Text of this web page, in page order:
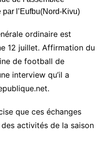
ordinaire est
12 juillet. Affirmation du
de football de
interview qu’il a
que ces échanges
activités de la saison